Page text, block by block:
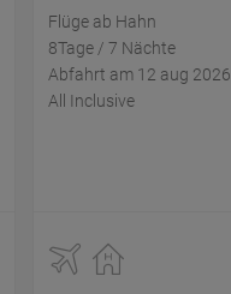
Flüge ab Hahn
8Tage / 7 Nächte
Abfahrt am 12 aug 2026
All Inclusive